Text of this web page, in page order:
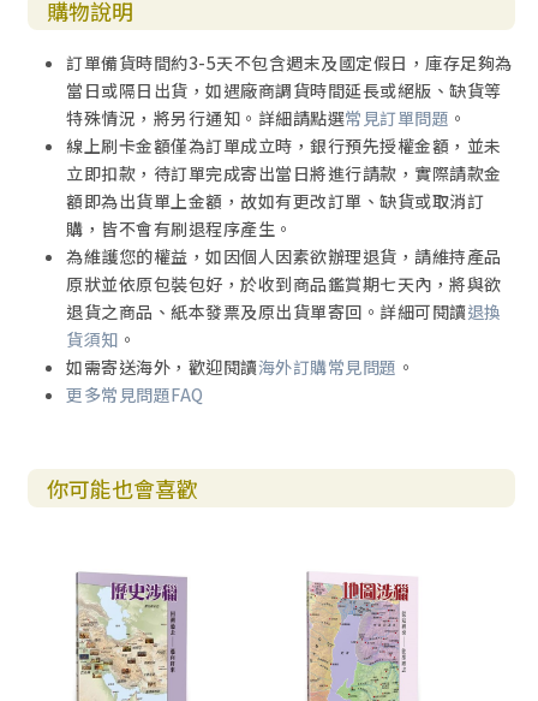
亞略巴古
以弗所書
致以弗所書
致士每拿書
致別迦摩書
致推雅推喇書
致撒狄書
致非拉鐵非書
致老底嘉書
歌羅西書
加拉太書
羅馬書
購物說明
訂單備貨時間約3-5天不包含週末及國定假日，庫存足夠為
當日或隔日出貨，如遇廠商調貨時間延長或絕版、缺貨等
特殊情況，將另行通知。詳細請點選常見訂單問題 。
線上刷卡金額僅為訂單成立時，銀行預先授權金額，並未
立即扣款，待訂單完成寄出當日將進行請款，實際請款金
額即為出貨單上金額，故如有更改訂單、缺貨或取消訂
購，皆不會有刷退程序產生。
為維護您的權益，如因個人因素欲辦理退貨，請維持產品
原狀並依原包裝包好，於收到商品鑑賞期七天內，將與欲
退貨之商品、紙本發票及原出貨單寄回。詳細可閱讀退換
貨須知 。
如需寄送海外，歡迎閱讀海外訂購常見問題 。
更多常見問題FAQ
你可能也會喜歡